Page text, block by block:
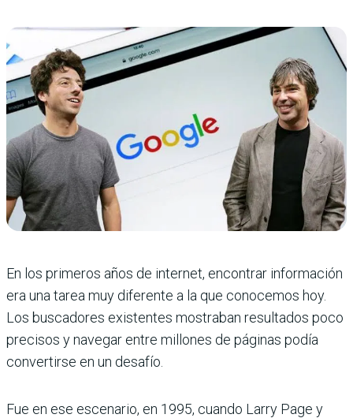
En los primeros años de internet, encontrar información
era una tarea muy diferente a la que conocemos hoy.
Los buscadores existentes mostraban resultados poco
precisos y navegar entre millones de páginas podía
convertirse en un desafío.
Fue en ese escenario, en 1995, cuando Larry Page y